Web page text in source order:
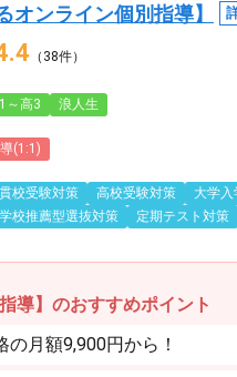
オンライン個別指導】
（38件）
～高3 浪人生
(1:1)
校受験対策 高校受験対策 大学
校推薦型選抜対策 定期テスト対策
導】のおすすめポイント
月額9,900円から！